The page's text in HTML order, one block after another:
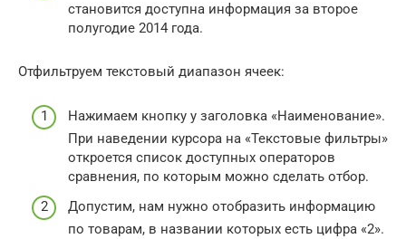
становится доступна информация за второе
полугодие 2014 года.
Отфильтруем текстовый диапазон ячеек:
Нажимаем кнопку у заголовка «Наименование».
При наведении курсора на «Текстовые фильтры»
откроется список доступных операторов
сравнения, по которым можно сделать отбор.
Допустим, нам нужно отобразить информацию
по товарам, в названии которых есть цифра «2».